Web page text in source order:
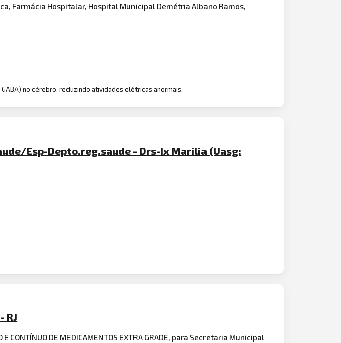
Farmácia Hospitalar, Hospital Municipal Demétria Albano Ramos,
GABA) no cérebro, reduzindo atividades elétricas anormais.
Esp-Depto.reg.saude - Drs-Ix Marilia (Uasg:
RJ
E CONTÍNUO DE MEDICAMENTOS EXTRA GRADE, para Secretaria Municipal